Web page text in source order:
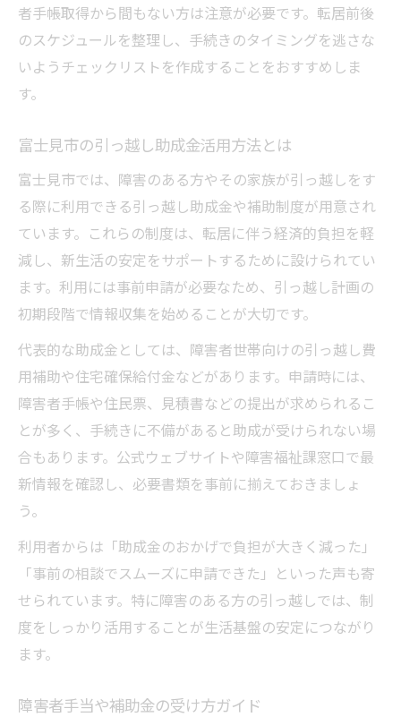
障害者手帳を活用する相談ポイント
発達障害の方も安心な無料相談窓口
引っ越し助成金で初期費用を抑える方法
障害者手当申請で住環境安定を目指す
補助金申請時に注意したい必要書類一覧
障害福祉課で支援金手続きを進める流れ
者手帳取得から間もない方は注意が必要です。転居前後
のスケジュールを整理し、手続きのタイミングを逃さな
いようチェックリストを作成することをおすすめしま
す。
富士見市の引っ越し助成金活用方法とは
富士見市では、障害のある方やその家族が引っ越しをす
る際に利用できる引っ越し助成金や補助制度が用意され
ています。これらの制度は、転居に伴う経済的負担を軽
減し、新生活の安定をサポートするために設けられてい
ます。利用には事前申請が必要なため、引っ越し計画の
初期段階で情報収集を始めることが大切です。
代表的な助成金としては、障害者世帯向けの引っ越し費
用補助や住宅確保給付金などがあります。申請時には、
障害者手帳や住民票、見積書などの提出が求められるこ
とが多く、手続きに不備があると助成が受けられない場
合もあります。公式ウェブサイトや障害福祉課窓口で最
新情報を確認し、必要書類を事前に揃えておきましょ
う。
利用者からは「助成金のおかげで負担が大きく減った」
「事前の相談でスムーズに申請できた」といった声も寄
せられています。特に障害のある方の引っ越しでは、制
度をしっかり活用することが生活基盤の安定につながり
ます。
障害者手当や補助金の受け方ガイド